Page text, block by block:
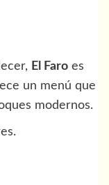
El Faro es
un menú que
modernos.